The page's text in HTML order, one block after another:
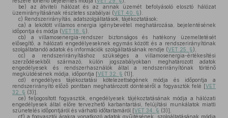
be) az átviteli hálózat és az annak üzemét befolyásoló elosztó hálózat
üzemirányításának részletes szabályai (VET 40. §).
c) Rendszerirányítás, adatszolgáltatások, tájékoztatások:
ca) a lekötött villamos energia igénybevétel meghatározása, bejelentésének
időpontja és módja (VET 18. §),
cb) a villamosenergia-rendszer biztonságos és hatékony üzemeltetését
elősegítő, a hálózati engedélyeseknek egymás között és a rendszerirányítónak
szolgáltatandó adatok és információk szolgáltatásának rendje (VET 25. §),
cc) a rendszerirányításhoz szükséges a villamosenergia-értékesítési
szerződésekből származó, külön jogszabályokban meghatározott adatok
engedélyesek és rendszerhasználók által a rendszerirányítónak történő
megküldésének módja, időpontja [VET 32. § (1)],
cd) engedélyes tájékoztatási kötelezettségének módja és időpontja a
rendszerirányító előző pontban meghatározott döntéséről a fogyasztók felé [VET
32. § (3)],
ce) feljogosított fogyasztók, engedélyesek tájékoztatásának módja a hálózati
engedélyesek által előre tervezhető karbantartási, felújítási munkálatok miatti
szünetelés időpontjáról és várható időtartamáról [VET 34. § (3)],
cf) a fogyasztói árakra vonatkozó adatok gyűjtésének, szolgáltatásának módja